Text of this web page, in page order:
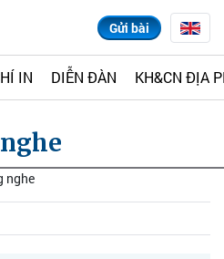
Gửi bài
IN DIỄN ĐÀN KH&CN ĐỊA
nghe